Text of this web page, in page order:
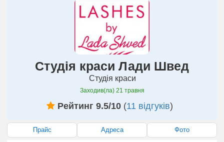
Студія краси Лади Швед
Студія краси
Заходив(ла) 21 травня
Рейтинг 9.5/10(11 відгуків)
Прайс Адреса Фото